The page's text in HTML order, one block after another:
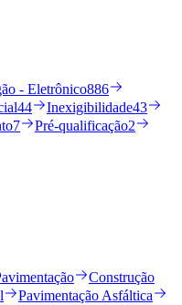
- Eletrônico886
44 Inexigibilidade43
7 Pré-qualificação2
Construção
Pavimentação Asfáltica